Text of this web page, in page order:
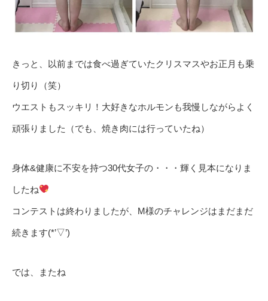
きっと、以前までは食べ過ぎていたクリスマスやお正月も乗
り切り（笑）
ウエストもスッキリ！大好きなホルモンも我慢しながらよく
頑張りました（でも、焼き肉には行っていたね）
身体&健康に不安を持つ30代女子の・・・輝く見本になりま
したね
コンテストは終わりましたが、M様のチャレンジはまだまだ
続きます(*’▽’)
では、またね